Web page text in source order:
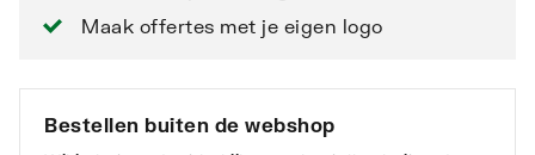
Maak offertes met je eigen logo
Bestellen buiten de webshop